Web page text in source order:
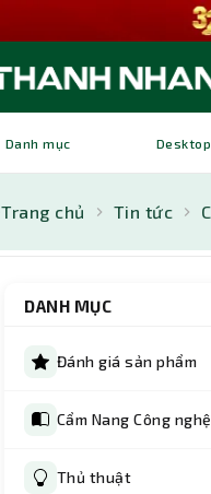
Danh mục Desktop
Trang chủ Tin tức
DANH MỤC
Đánh giá sản phẩm
Cẩm Nang Công nghệ
Thủ thuật